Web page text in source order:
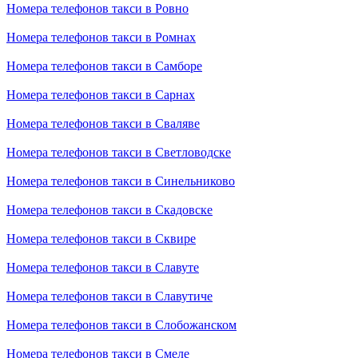
Номера телефонов такси в Ровно
Номера телефонов такси в Ромнах
Номера телефонов такси в Самборе
Номера телефонов такси в Сарнах
Номера телефонов такси в Сваляве
Номера телефонов такси в Светловодске
Номера телефонов такси в Синельниково
Номера телефонов такси в Скадовске
Номера телефонов такси в Сквире
Номера телефонов такси в Славуте
Номера телефонов такси в Славутиче
Номера телефонов такси в Слобожанском
Номера телефонов такси в Смеле